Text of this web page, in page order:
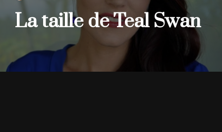
La taille de Teal Swan